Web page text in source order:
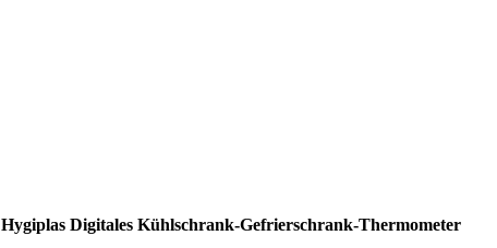
Hygiplas Digitales Kühlschrank-Gefrierschrank-Thermometer